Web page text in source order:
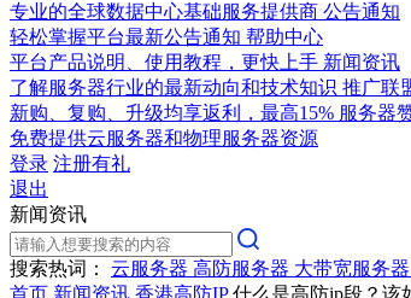
专业的全球数据中心基础服务提供商 公告通知
轻松掌握平台最新公告通知 帮助中心
平台产品说明、使用教程，更快上手 新闻资讯
了解服务器行业的最新动向和技术知识 推广联
新购、复购、升级均享返利，最高15% 服务器
免费提供云服务器和物理服务器资源
登录 注册有礼
退出
新闻资讯
搜索热词： 云服务器 高防服务器 大带宽服务器
首页 新闻资讯 香港高防IP 什么是高防ip段？该